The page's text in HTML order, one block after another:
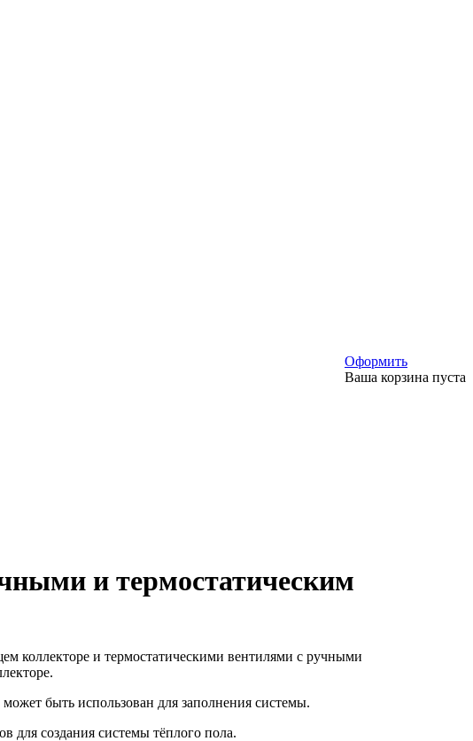
Оформить
Ваша корзина пуста
и термостатическим
коллекторе и термостатическими вентилями с ручными
быть использован для заполнения системы.
для создания системы тёплого пола.